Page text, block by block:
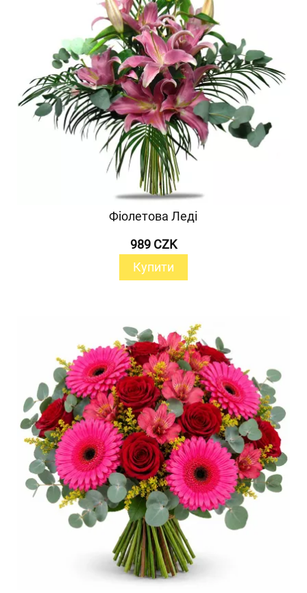
Фіолетова Леді
989 CZK
Купити